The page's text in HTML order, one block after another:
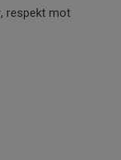
respekt mot